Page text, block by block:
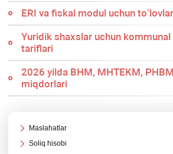
ERI va fiskal modul uchun
Yuridik shaхslar uchun
tariflari
2026 yilda BHM, MHTEKM,
miqdorlari
Maslahatlar
Soliq hisobi